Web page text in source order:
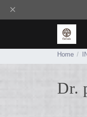
Home
Dr.